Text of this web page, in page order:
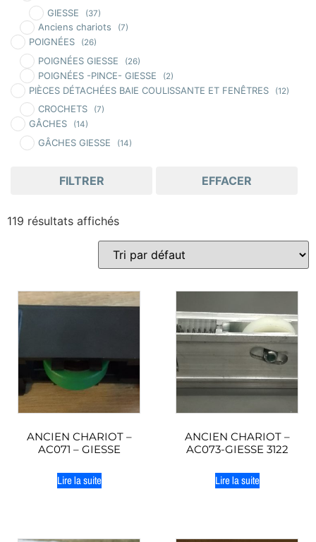
GIESSE (37)
Anciens chariots (7)
POIGNÉES (26)
POIGNÉES GIESSE (26)
POIGNÉES -PINCE- GIESSE (2)
PIÈCES DÉTACHÉES BAIE COULISSANTE ET FENÊTRES (12)
CROCHETS (7)
GÂCHES (14)
GÂCHES GIESSE (14)
FILTRER EFFACER
119 résultats affichés
ANCIEN CHARIOT –
AC071 – GIESSE
Lire la suite
ANCIEN CHARIOT –
AC073-GIESSE 3122
Lire la suite